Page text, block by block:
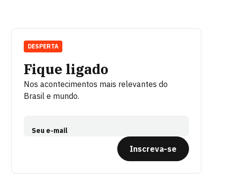
Fique ligado
Nos acontecimentos mais relevantes do
Brasil e mundo.
Seu e-mail
Inscreva-se
DESPERTA